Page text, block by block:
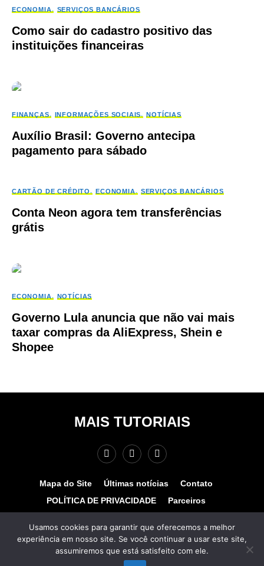
ECONOMIA SERVIÇOS BANCÁRIOS
Como sair do cadastro positivo das
instituições financeiras
FINANÇAS INFORMAÇÕES SOCIAIS NOTÍCIAS
Auxílio Brasil: Governo antecipa
pagamento para sábado
CARTÃO DE CRÉDITO ECONOMIA SERVIÇOS BANCÁRIOS
Conta Neon agora tem transferências
grátis
ECONOMIA NOTÍCIAS
Governo Lula anuncia que não vai mais
taxar compras da AliExpress, Shein e
Shopee
MAIS TUTORIAIS
Mapa do Site Últimas notícias
Contato
POLÍTICA DE PRIVACIDADE
Parceiros
© COPYRIGHT 2025 - MAIS TUTORIAIS. TODOS OS
DIREITOS RESERVADOS. Desenvolvido por
www.hospedagemhost.com.br.
Usamos cookies para garantir que oferecemos a melhor
experiência em nosso site. Se você continuar a usar este site,
assumiremos que está satisfeito com ele.